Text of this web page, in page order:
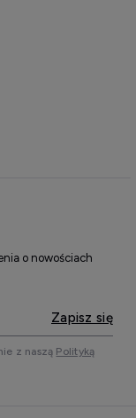
o nowościach
Zapisz się
z naszą Polityką